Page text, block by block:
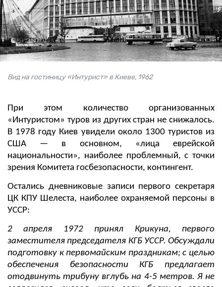
Вид на гостиницу «Интурист» в Киеве, 1962
При этом количество организованных
«Интуристом» туров из других стран не снижалось.
В 1978 году Киев увидели около 1300 туристов из
США — в основном, «лица еврейской
национальности», наиболее проблемный, с точки
зрения Комитета госбезопасности, контингент.
Остались дневниковые записи первого секретаря
ЦК КПУ Шелеста, наиболее охраняемой персоны в
УССР:
2 апреля 1972 принял Крикуна, первого
заместителя председателя КГБ УССР. Обсуждали
подготовку к первомайским праздникам; с целью
обеспечения безопасности КГБ предлагает
отодвинуть трибуну вглубь на 4-5 метров. Я не